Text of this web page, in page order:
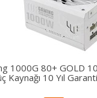
1000G 80+ GOLD
Kaynağı 10 Yıl